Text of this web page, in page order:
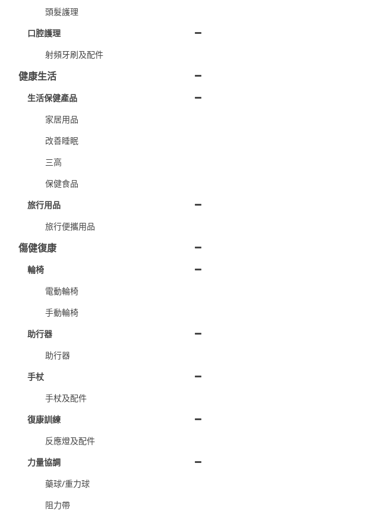
頭髮護理
口腔護理
射頻牙刷及配件
健康生活
生活保健產品
家居用品
改善睡眠
三高
保健食品
旅行用品
旅行便攜用品
傷健復康
輪椅
電動輪椅
手動輪椅
助行器
助行器
手杖
手杖及配件
復康訓練
反應燈及配件
力量協調
藥球/重力球
阻力帶